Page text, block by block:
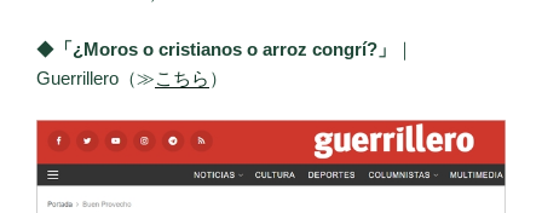
◆ 「¿Moros o cristianos o arroz congrí?」
｜
Guerrillero（≫こちら ）